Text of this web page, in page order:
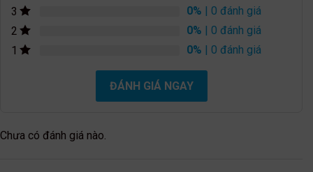
3
0% | 0 đánh giá
2
0% | 0 đánh giá
1
0% | 0 đánh giá
ĐÁNH GIÁ NGAY
Chưa có đánh giá nào.